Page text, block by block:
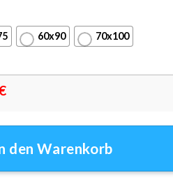
60x90 70x100
trungten-7r13c Menge
den Warenkorb